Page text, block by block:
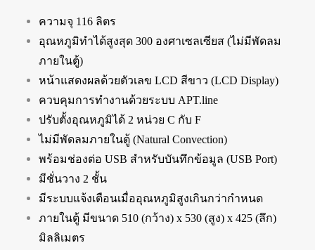
ความจุ 116 ลิตร
อุณหภูมิทำได้สูงสุด 300 องศาเซลเซียส (ไม่มีพัดลม
ภายในตู้)
หน้าแสดงผลด้วยตัวเลข LCD สีขาว (LCD Display)
ควบคุมการทำงานด้วยระบบ APT.line
ปรับตั้งอุณหภูมิได้ 2 หน่วย C กับ F
ไม่มีพัดลมภายในตู้ (Natural Convection)
พร้อมช่องต่อ USB สำหรับบันทึกข้อมูล (USB Port)
มีชั่นวาง 2 ชั้น
มีระบบแจ้งเตือนเมื่ออุณหภูมิสูงเกินกว่ากำหนด
ภายในตู้ มีขนาด 510 (กว้าง) x 530 (สูง) x 425 (ลึก)
มิลลิเมตร